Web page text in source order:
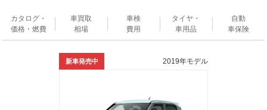
カタログ・
価格・燃費
車買取
相場
車検
費用
タイヤ・
車用品
自動
車保険
新車発売中 2019年モデル